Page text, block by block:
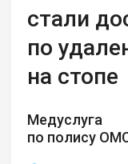
стали
по
на стопе
Медуслуга
по полису